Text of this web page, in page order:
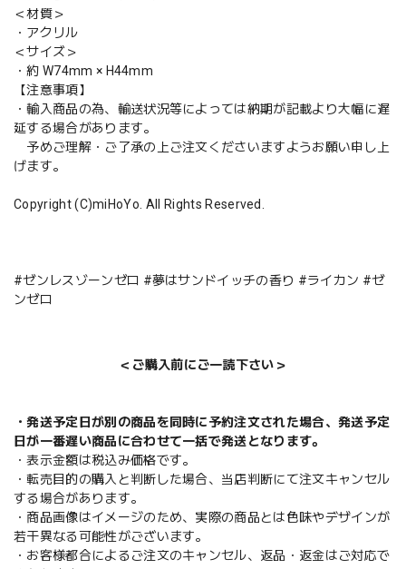
＜材質＞
・アクリル
＜サイズ＞
・約 W74mm × H44mm
【注意事項】
・輸入商品の為、輸送状況等によっては納期が記載より大幅に遅
延する場合があります。
予めご理解・ご了承の上ご注文くださいますようお願い申し上
げます。
Copyright (C)miHoYo. All Rights Reserved.
#ゼンレスゾーンゼロ #夢はサンドイッチの香り #ライカン #ゼ
ンゼロ
＜ご購入前にご一読下さい＞
・発送予定日が別の商品を同時に予約注文された場合、発送予定
日が一番遅い商品に合わせて一括で発送となります。
・表示金額は税込み価格です。
・転売目的の購入と判断した場合、当店判断にて注文キャンセル
する場合があります。
・商品画像はイメージのため、実際の商品とは色味やデザインが
若干異なる可能性がございます。
・お客様都合によるご注文のキャンセル、返品・返金はご対応で